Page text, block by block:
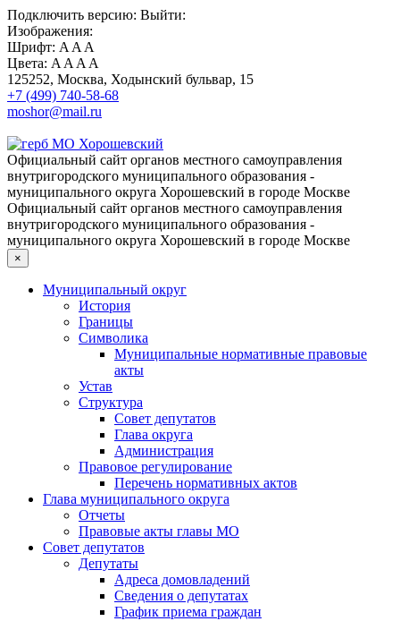
Подключить версию: Выйти:
Изображения:
Шрифт: A A A
Цвета: A A A A
125252, Москва, Ходынский бульвар, 15
+7 (499) 740-58-68
moshor@mail.ru
Официальный сайт органов местного самоуправления
внутригородского муниципального образования -
муниципального округа Хорошевский в городе Москве
Официальный сайт органов местного самоуправления
внутригородского муниципального образования -
муниципального округа Хорошевский в городе Москве
×
Муниципальный округ
История
Границы
Символика
Муниципальные нормативные правовые
акты
Устав
Структура
Совет депутатов
Глава округа
Администрация
Правовое регулирование
Перечень нормативных актов
Глава муниципального округа
Отчеты
Правовые акты главы МО
Совет депутатов
Депутаты
Адреса домовладений
Сведения о депутатах
График приема граждан